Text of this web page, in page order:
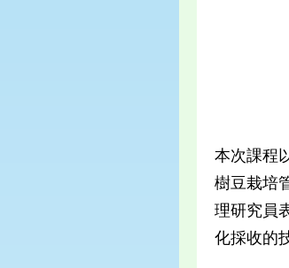
本次課程
樹豆栽培
理研究員
化採收的